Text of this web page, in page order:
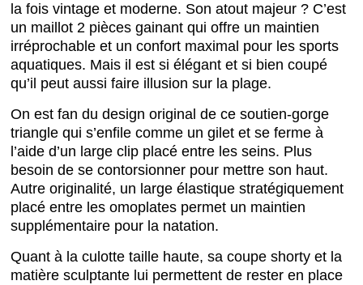
la fois vintage et moderne. Son atout majeur ? C’est
un maillot 2 pièces gainant qui offre un maintien
irréprochable et un confort maximal pour les sports
aquatiques. Mais il est si élégant et si bien coupé
qu’il peut aussi faire illusion sur la plage.
On est fan du design original de ce soutien-gorge
triangle qui s’enfile comme un gilet et se ferme à
l’aide d’un large clip placé entre les seins. Plus
besoin de se contorsionner pour mettre son haut.
Autre originalité, un large élastique stratégiquement
placé entre les omoplates permet un maintien
supplémentaire pour la natation.
Quant à la culotte taille haute, sa coupe shorty et la
matière sculptante lui permettent de rester en place